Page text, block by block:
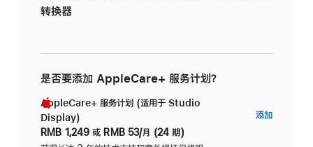
转换器
是否要添加 AppleCare+ 服务计划？
AppleCare+ 服务计划 (适用于 Studio
Display)
RMB 1,249 或 RMB 53/月 (24 期)
添加